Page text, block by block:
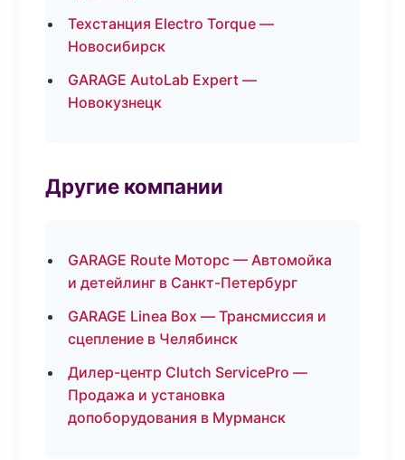
Техстанция Electro Torque —
Новосибирск
GARAGE AutoLab Expert —
Новокузнецк
Другие компании
GARAGE Route Моторс — Автомойка
и детейлинг в Санкт-Петербург
GARAGE Linea Box — Трансмиссия и
сцепление в Челябинск
Дилер-центр Clutch ServicePro —
Продажа и установка
допоборудования в Мурманск